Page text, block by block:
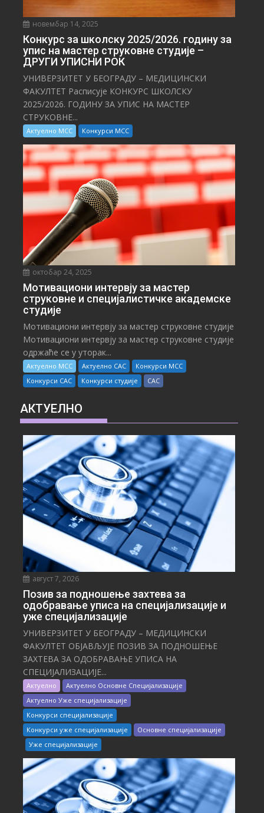
новембар 14, 2025
Конкурс за школску 2025/⁠2026. годину за
упис на мастер струковне студије –
ДРУГИ УПИСНИ РОК
УНИВЕРЗИТЕТ У БЕОГРАДУ – МЕДИЦИНСКИ
ФАКУЛТЕТ Расписује КОНКУРС ШКОЛСКУ
2025/⁠2026. ГОДИНУ ЗА УПИС НА МАСТЕР
СТРУКОВНЕ...
Актуелно МСС Конкурси МСС
октобар 24, 2025
Мотивациони интервју за мастер
струковне и специјалистичке академске
студије
Мотивациони интервју за мастер струковне студије
Мотивациони интервју за мастер струковне студије
одржаће се у уторак...
Актуелно МСС Актуелно САС
Конкурси МСС
Конкурси САС
Конкурси студије САС
АКТУЕЛНО
август 7, 2026
Позив за подношење захтева за
одобравање уписа на специјализације и
уже специјализације
УНИВЕРЗИТЕТ У БЕОГРАДУ – МЕДИЦИНСКИ
ФАКУЛТЕТ ОБЈАВЉУЈЕ ПОЗИВ ЗА ПОДНОШЕЊЕ
ЗАХТЕВА ЗА ОДОБРАВАЊЕ УПИСА НА
СПЕЦИЈАЛИЗАЦИЈЕ...
Актуелно
Актуелно Основне Специјализације
Актуелно Уже специјализације
Конкурси специјализације
Конкурси уже специјализације
Основне специјализације
Уже специјализације